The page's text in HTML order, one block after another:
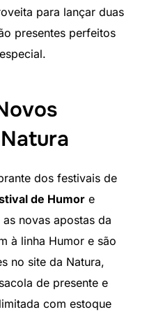
para lançar duas
presentes perfeitos
dos festivais de
de Humor e
as novas apostas da
à linha Humor e são
no site da Natura,
de presente e
com estoque